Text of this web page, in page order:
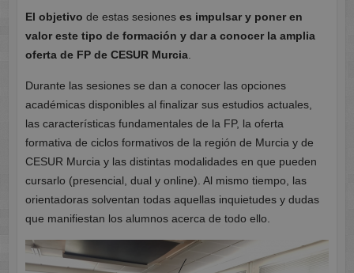
El objetivo de estas sesioneses impulsar y poner en
valor este tipo de formación y dar a conocer la amplia
oferta de FP de CESUR Murcia.
Durante las sesiones se dan a conocer las opciones
académicas disponibles al finalizar sus estudios actuales,
las características fundamentales de la FP, la oferta
formativa de ciclos formativos de la región de Murcia y de
CESUR Murcia y las distintas modalidades en que pueden
cursarlo (presencial, dual y online). Al mismo tiempo, las
orientadoras solventan todas aquellas inquietudes y dudas
que manifiestan los alumnos acerca de todo ello.